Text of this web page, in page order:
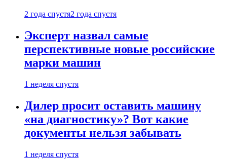
2 года спустя2 года спустя
Эксперт назвал самые
перспективные новые российские
марки машин
1 неделя спустя
Дилер просит оставить машину
«на диагностику»? Вот какие
документы нельзя забывать
1 неделя спустя